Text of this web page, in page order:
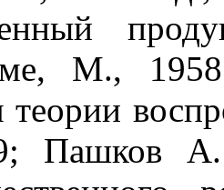
М.,
Пашков А.